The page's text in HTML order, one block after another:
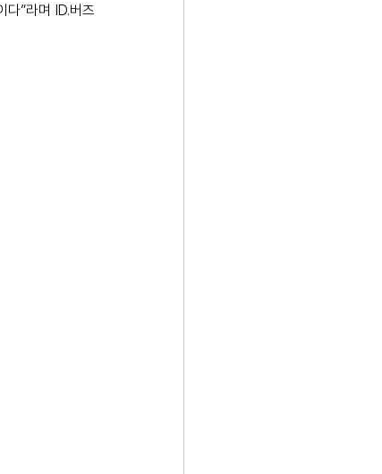
”라며 ID.버즈